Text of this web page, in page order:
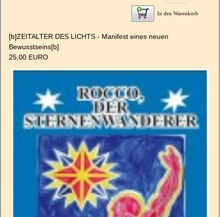
In den Warenkorb
[b]ZEITALTER DES LICHTS - Manifest eines neuen
Bewusstseins[b]
25,00 EURO